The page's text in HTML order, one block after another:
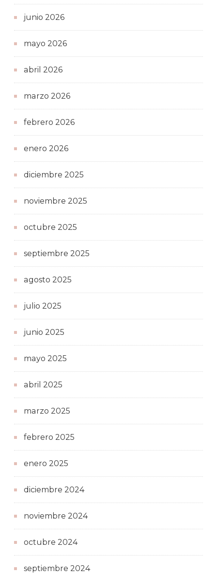
junio 2026
mayo 2026
abril 2026
marzo 2026
febrero 2026
enero 2026
diciembre 2025
noviembre 2025
octubre 2025
septiembre 2025
agosto 2025
julio 2025
junio 2025
mayo 2025
abril 2025
marzo 2025
febrero 2025
enero 2025
diciembre 2024
noviembre 2024
octubre 2024
septiembre 2024